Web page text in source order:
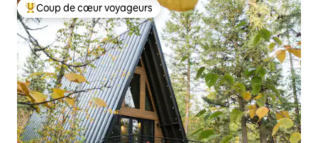
Coup de cœur voyageurs parmi les plus aimés
Coup de cœur voyageurs